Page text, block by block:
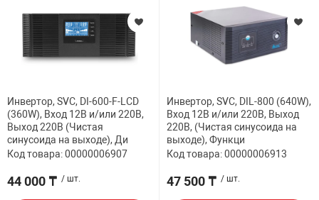
Инвертор, SVC, DI-600-F-LCD
(360W), Вход 12В и/или 220В,
Выход 220В (Чистая
синусоида на выходе), Ди
Код товара: 00000006907
44 000 ₸ / шт.
Инвертор, SVC, DIL-800 (640W),
Вход 12В и/или 220В, Выход
220В, (Чистая синусоида на
выходе), Функци
Код товара: 00000006913
47 500 ₸ / шт.